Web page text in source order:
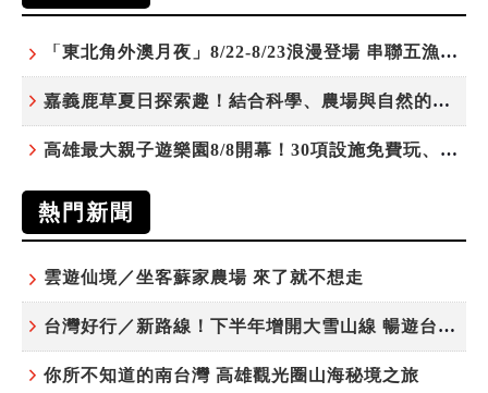
「東北角外澳月夜」8/22-8/23浪漫登場 串聯五漁村、音樂、市集、火舞與慢旅共度夏夜
嘉義鹿草夏日探索趣！結合科學、農場與自然的親子小旅行
高雄最大親子遊樂園8/8開幕！30項設施免費玩、YOYO家族嗨翻暑假
熱門新聞
雲遊仙境／坐客蘇家農場 來了就不想走
台灣好行／新路線！下半年增開大雪山線 暢遊台中更便利
你所不知道的南台灣 高雄觀光圈山海秘境之旅